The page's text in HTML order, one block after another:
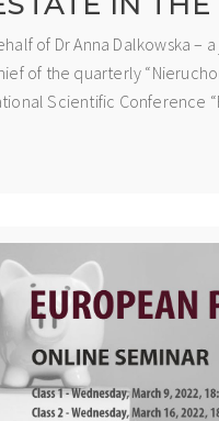
of Dr Anna Dalkowska
of the quarterly
Scientific Conference